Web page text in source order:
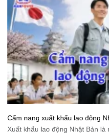
Cẩm nang xuất khẩu lao động
Xuất khẩu lao động Nhật Bản